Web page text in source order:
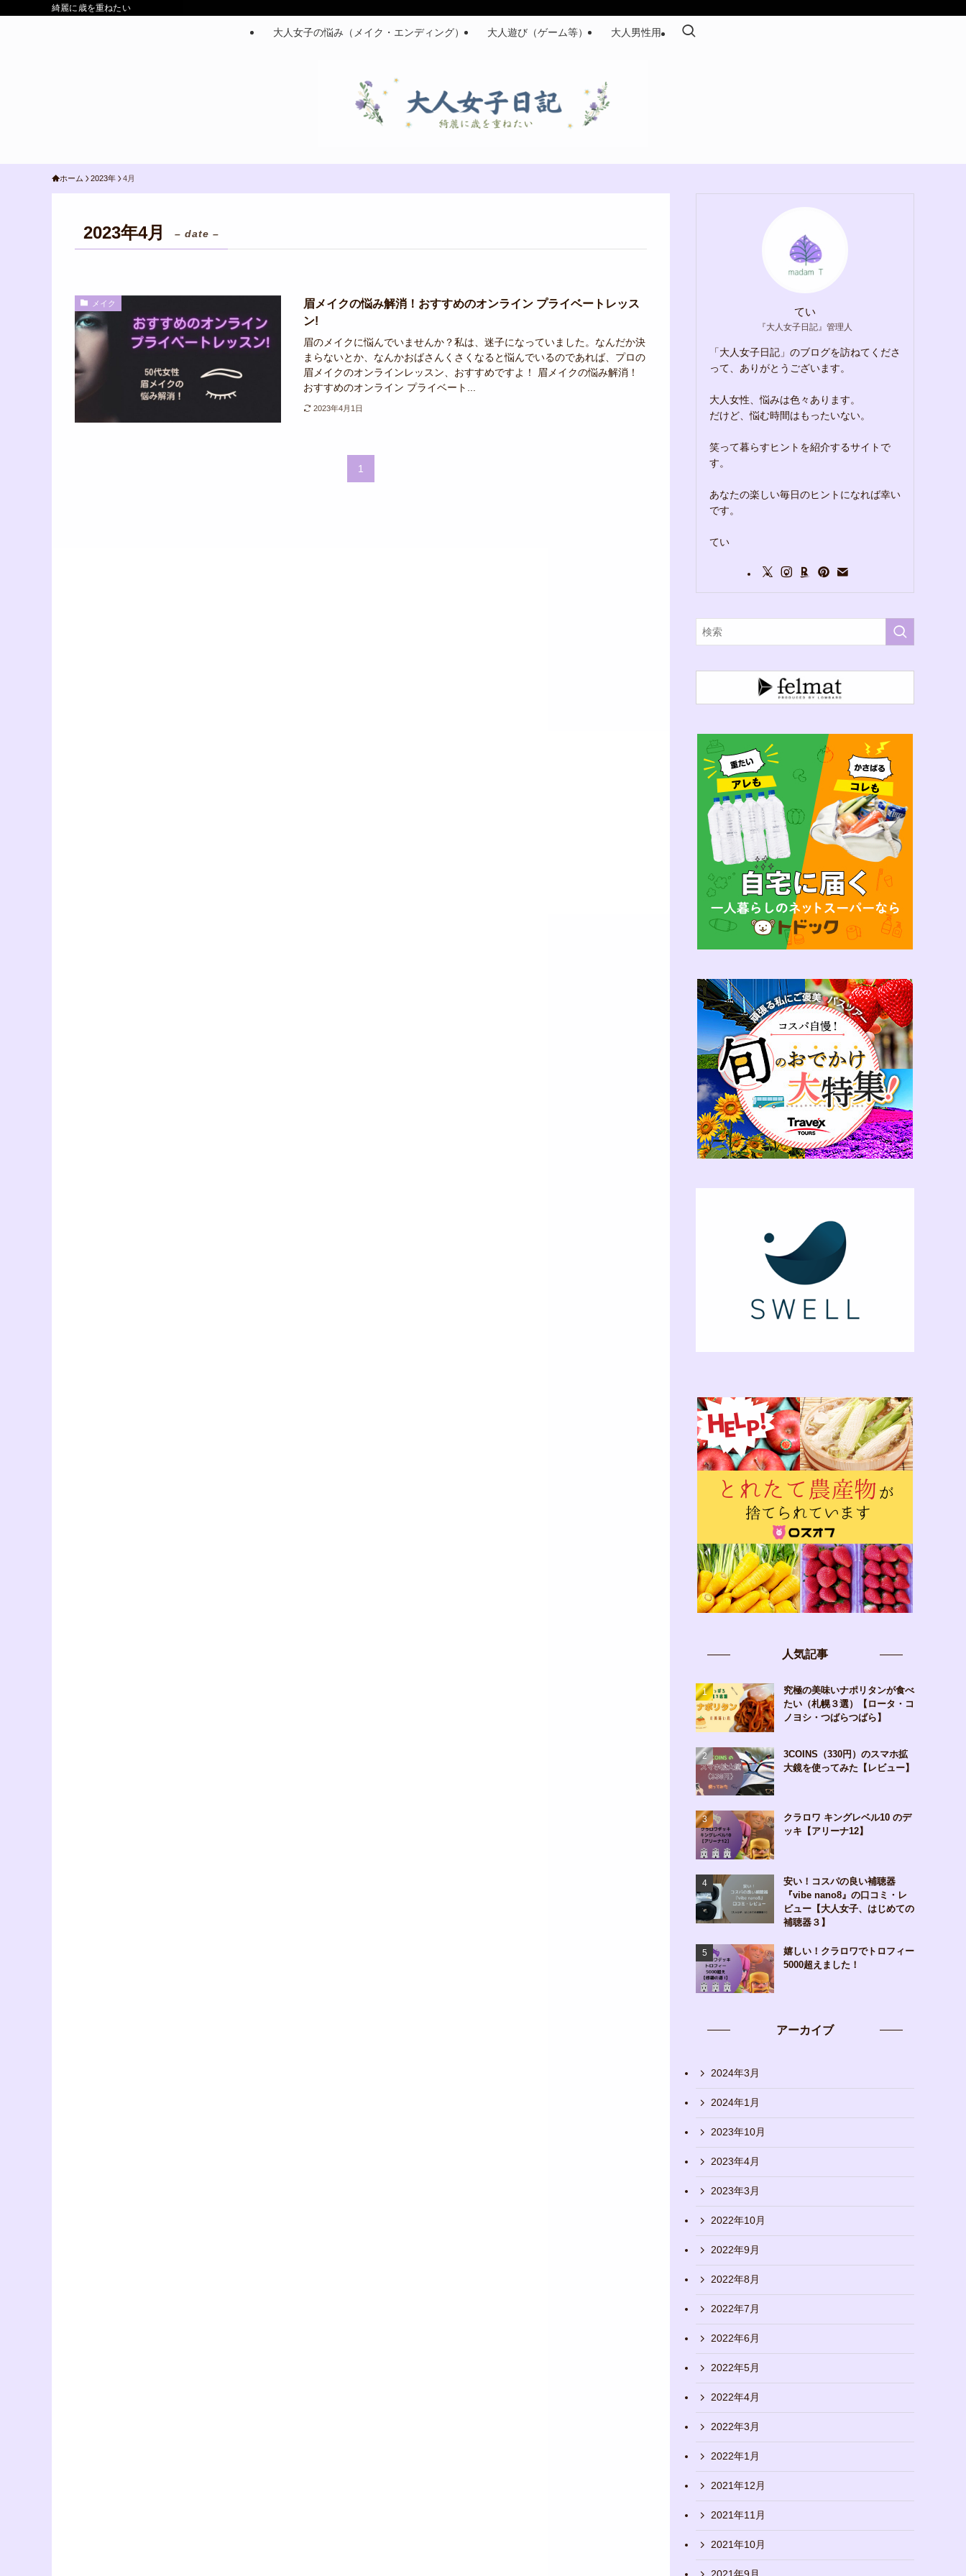
綺麗に歳を重ねたい
大人女子の悩み（メイク・エンディング） 大人遊び（ゲーム等） 大人男性用
ホーム 2023年 4月
2023年4月 – date –
メイク
眉メイクの悩み解消！おすすめのオンライン プライベートレッス
ン!
眉のメイクに悩んでいませんか？私は、迷子になっていました。なんだか決
まらないとか、なんかおばさんくさくなると悩んでいるのであれば、プロの
眉メイクのオンラインレッスン、おすすめですよ！ 眉メイクの悩み解消！
おすすめのオンライン プライベート...
2023年4月1日
1
てい
『大人女子日記』管理人
「大人女子日記」のブログを訪ねてくださ
って、ありがとうございます。
大人女性、悩みは色々あります。
だけど、悩む時間はもったいない。
笑って暮らすヒントを紹介するサイトで
す。
あなたの楽しい毎日のヒントになれば幸い
です。
てい
人気記事
究極の美味いナポリタンが食べ
たい（札幌３選）【ロータ・コ
ノヨシ・つばらつばら】
3COINS（330円）のスマホ拡
大鏡を使ってみた【レビュー】
クラロワ キングレベル10 のデ
ッキ【アリーナ12】
安い！コスパの良い補聴器
『vibe nano8』の口コミ・レ
ビュー【大人女子、はじめての
補聴器３】
嬉しい！クラロワでトロフィー
5000超えました！
アーカイブ
2024年3月
2024年1月
2023年10月
2023年4月
2023年3月
2022年10月
2022年9月
2022年8月
2022年7月
2022年6月
2022年5月
2022年4月
2022年3月
2022年1月
2021年12月
2021年11月
2021年10月